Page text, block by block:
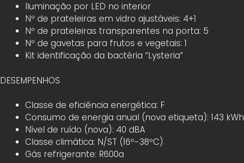
Iluminação por LED no interior
Nº de prateleiras em vidro ajustáveis: 4+1
Nº de prateleiras transparentes na porta: 5
Nº de gavetas para frutos e vegetais: 1
Kit identificação da bactéria “Lysteria“
DESEMPENHOS
Classe de eficiência energética: F
Consumo de energia anual (nova etiqueta): 143 kWh
Nível de ruído (nova): 40 dBA
Classe climática: N/ST (16º-38ºC)
Gás refrigerante: R600a